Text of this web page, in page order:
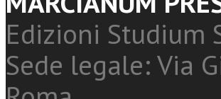
Edizioni Studium
Sede legale: Via